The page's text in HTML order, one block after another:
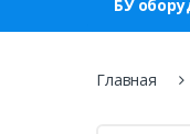
БУ
Главная